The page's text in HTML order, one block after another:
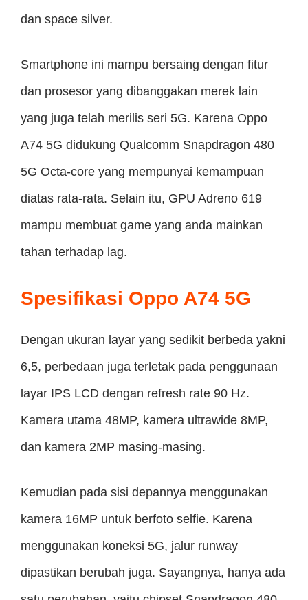
dan space silver.
Smartphone ini mampu bersaing dengan fitur
dan prosesor yang dibanggakan merek lain
yang juga telah merilis seri 5G. Karena Oppo
A74 5G didukung Qualcomm Snapdragon 480
5G Octa-core yang mempunyai kemampuan
diatas rata-rata. Selain itu, GPU Adreno 619
mampu membuat game yang anda mainkan
tahan terhadap lag.
Spesifikasi Oppo A74 5G
Dengan ukuran layar yang sedikit berbeda yakni
6,5, perbedaan juga terletak pada penggunaan
layar IPS LCD dengan refresh rate 90 Hz.
Kamera utama 48MP, kamera ultrawide 8MP,
dan kamera 2MP masing-masing.
Kemudian pada sisi depannya menggunakan
kamera 16MP untuk berfoto selfie. Karena
menggunakan koneksi 5G, jalur runway
dipastikan berubah juga. Sayangnya, hanya ada